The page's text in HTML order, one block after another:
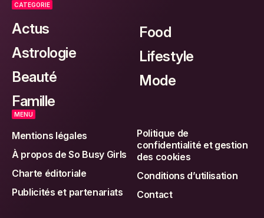
CATEGORIE
Actus
Astrologie
Beauté
Famille
Food
Lifestyle
Mode
MENU
Mentions légales
À propos de So Busy Girls
Charte éditoriale
Publicités et partenariats
Politique de
confidentialité et gestion
des cookies
Conditions d’utilisation
Contact